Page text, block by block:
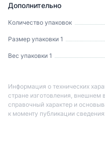
Дополнительно
Количество упаковок
Размер упаковки 1
Вес упаковки 1
Информация о технических
стране изготовления, внешнем
справочный характер и
к моменту публикации